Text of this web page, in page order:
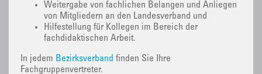
Weitergabe von fachlichen Belangen und Anliegen
von Mitgliedern an den Landesverband und
Hilfestellung für Kollegen im Bereich der
fachdidaktischen Arbeit.
In jedem Bezirksverband finden Sie Ihre
Fachgruppenvertreter.